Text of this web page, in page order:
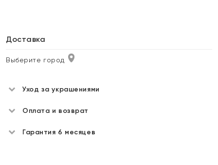
Доставка
Выберите город
Уход за украшениями
Оплата и возврат
Гарантия 6 месяцев